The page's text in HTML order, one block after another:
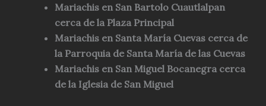
Mariachis en San Bartolo Cuautlalpan
cerca de la Plaza Principal
Mariachis en Santa María Cuevas cerca de
la Parroquia de Santa María de las Cuevas
Mariachis en San Miguel Bocanegra cerca
de la Iglesia de San Miguel